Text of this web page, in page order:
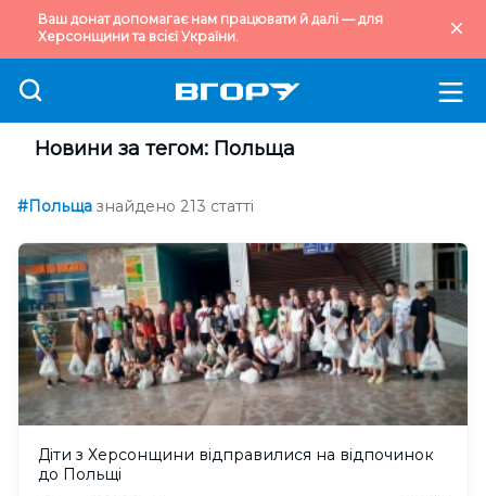
Ваш донат допомагає нам працювати й далі — для
Херсонщини та всієї України.
Новини за тегом: Польща
#Польща знайдено 213 статті
Діти з Херсонщини відправилися на відпочинок
до Польщі